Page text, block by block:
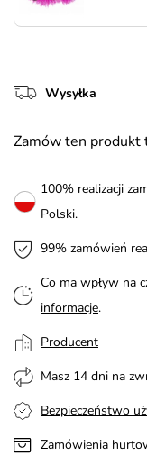
Wysyłka
Zamów ten produkt
100% realizacji
Polski.
99% zamówień
Co ma wpływ na
informacje.
Producent
Masz 14 dni na
Bezpieczeństwo
Zamówienia